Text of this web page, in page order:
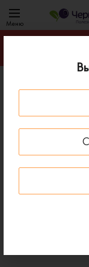
Меню
Гарантируем
Главная
ДОСТАВКА 1-4 ДНЯ